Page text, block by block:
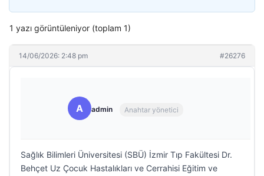
1 yazı görüntüleniyor (toplam 1)
14/06/2026: 2:48 pm #26276
A admin Anahtar yönetici
Sağlık Bilimleri Üniversitesi (SBÜ) İzmir Tıp Fakültesi Dr.
Behçet Uz Çocuk Hastalıkları ve Cerrahisi Eğitim ve